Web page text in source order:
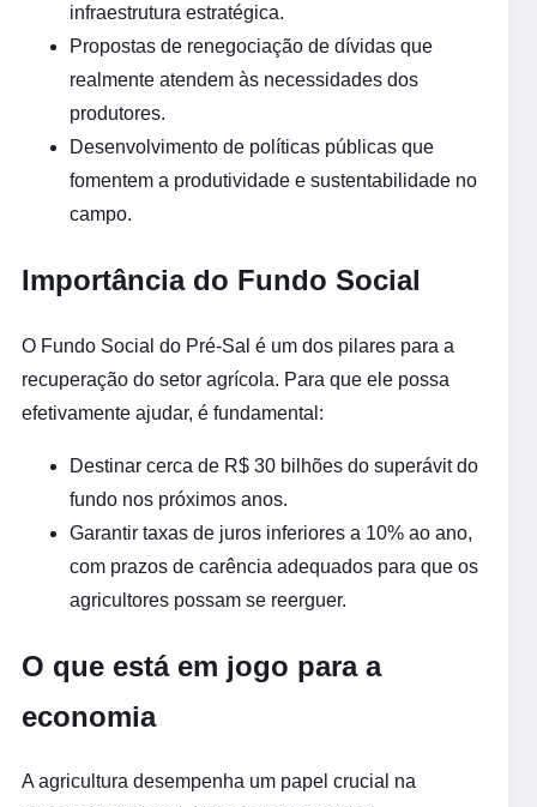
infraestrutura estratégica.
Propostas de renegociação de dívidas que
realmente atendem às necessidades dos
produtores.
Desenvolvimento de políticas públicas que
fomentem a produtividade e sustentabilidade no
campo.
Importância do Fundo Social
O Fundo Social do Pré-Sal é um dos pilares para a
recuperação do setor agrícola. Para que ele possa
efetivamente ajudar, é fundamental:
Destinar cerca de R$ 30 bilhões do superávit do
fundo nos próximos anos.
Garantir taxas de juros inferiores a 10% ao ano,
com prazos de carência adequados para que os
agricultores possam se reerguer.
O que está em jogo para a
economia
A agricultura desempenha um papel crucial na